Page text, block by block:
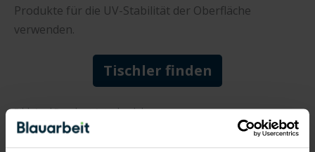
Produkte für die UV-Stabilität der Oberfläche
verwenden.
Tischler finden
Bild: Axel Bueckert / stock.adobe.com